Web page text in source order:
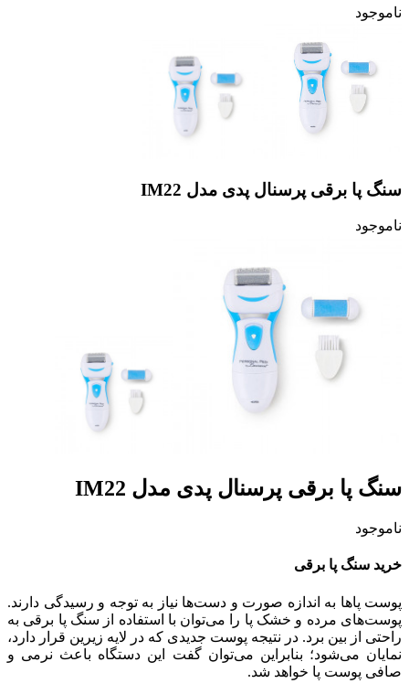
ناموجود
سنگ پا برقی پرسنال پدی مدل IM22
ناموجود
سنگ پا برقی پرسنال پدی مدل IM22
ناموجود
خرید سنگ پا برقی
پوست پاها به اندازه صورت و دست‌ها نیاز به توجه و رسیدگی دارند.
پوست‌های مرده و خشک پا را می‌توان با استفاده از سنگ پا برقی به
راحتی از بین برد. در نتیجه پوست جدیدی که در لایه زیرین قرار دارد،
نمایان می‌شود؛ بنابراین می‌توان گفت این دستگاه باعث نرمی و
صافی پوست پا خواهد شد.